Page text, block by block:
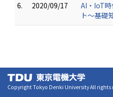
6.
2020/09/17
AI・IoT
ト～基礎
Copyright Tokyo Denki University All rights